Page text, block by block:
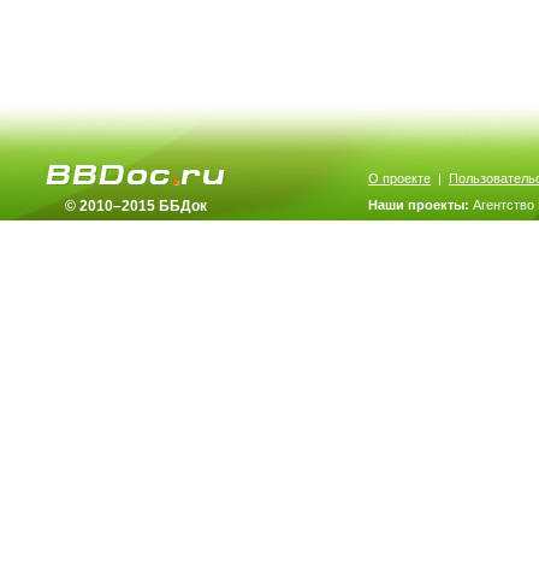
© 2010–2015 ББДок
О проекте |
Наши проекты: